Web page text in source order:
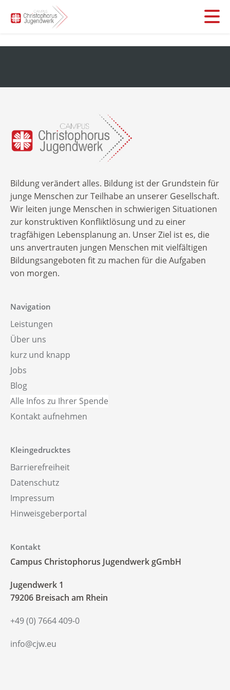
Leistungen
Inobhutnahme
Ambulante Hilfen
Flex-Fernschule
Berufliche Bildung
Was machen wir
Unsere Geschichte
kurz und knapp
FAQs für Eltern
„Fragen und Antworten“ für Kinder und Jugendliche
Sie suchen ein Ehrenamt?
Infos für Ehemalige/Careleaver
Alle Infos zu Ihrer Spende
Blog
Alle Infos zu Ihrer Spende
Kontakt aufnehmen
Suchbegriff:
Bildung verändert alles. Bildung ist der Grundstein für
junge Menschen zur Teilhabe an unserer Gesellschaft.
Wir leiten junge Menschen in schwierigen Situationen
zur konstruktiven Konfliktlösung und zu einer
tragfähigen Lebensplanung an. Unser Ziel ist es, die
uns anvertrauten jungen Menschen mit vielfältigen
Bildungsangeboten fit zu machen für die Aufgaben
von morgen.
Navigation
Leistungen
Über uns
kurz und knapp
Jobs
Blog
Alle Infos zu Ihrer Spende
Kontakt aufnehmen
Kleingedrucktes
Barrierefreiheit
Datenschutz
Impressum
Hinweisgeberportal
Kontakt
Campus Christophorus Jugendwerk gGmbH
‍Jugendwerk 1
79206 Breisach am Rhein
+49 (0) 7664 409-0
info@cjw.eu